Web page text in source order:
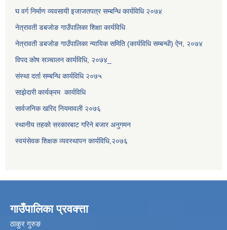
घ वर्ग निर्माण व्यवसायी इजाजतपत्र सम्बन्धि कार्यविधि २०७४
नेत्रावती डबजाेङ गाउँपालिका शिक्षा कार्यविधि
नेत्रावती डबजोङ गाउँपालिका न्यायिक समिति (कार्यविधि सम्बन्धी) ऐन, २०७४
विपद काेष सञ्चालन कार्यविधि, २०७४_
संस्था दर्ता सम्बन्धि कार्यविधि २०७५
साझेदारी कार्यक्रम कार्यविधि
सार्वजनिक खरिद नियमावली २०७६
स्थानीय तहको सरकारबाट गरिने बजार अनुगमन
स्वयंसेवक शिक्षक व्यवस्थापन कार्यविधि,२०७६
गाउँपालिका प्रवक्त्ता
ठाकुर गुरुङ